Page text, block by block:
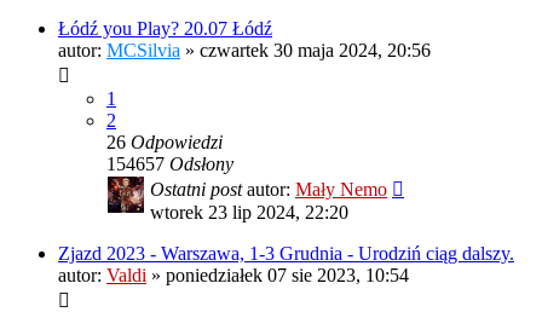
Łódź you Play? 20.07 Łódź
autor: MCSilvia » czwartek 30 maja 2024, 20:56
1
2
26 Odpowiedzi
154657 Odsłony
Ostatni postautor: Mały Nemo
wtorek 23 lip 2024, 22:20
Zjazd 2023 - Warszawa, 1-3 Grudnia - Urodziń ciąg dalszy.
autor: Valdi » poniedziałek 07 sie 2023, 10:54